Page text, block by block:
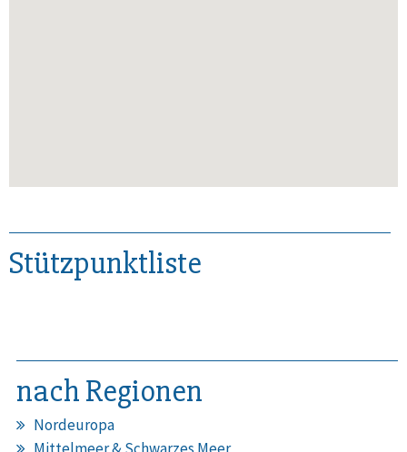
Stützpunktliste
nach Regionen
Nordeuropa